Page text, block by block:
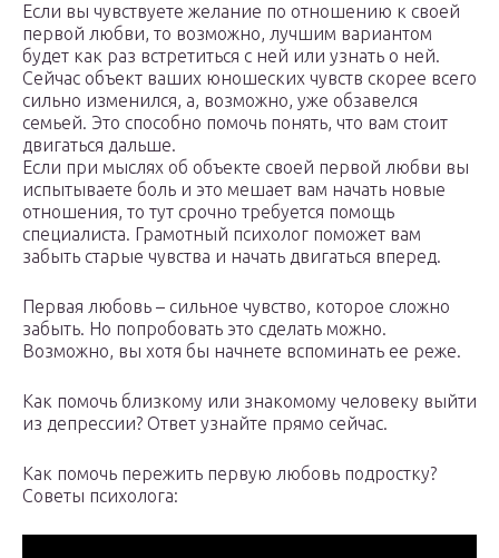
Если вы чувствуете желание по отношению к своей
первой любви, то возможно, лучшим вариантом
будет как раз встретиться с ней или узнать о ней.
Сейчас объект ваших юношеских чувств скорее всего
сильно изменился, а, возможно, уже обзавелся
семьей. Это способно помочь понять, что вам стоит
двигаться дальше.
Если при мыслях об объекте своей первой любви вы
испытываете боль и это мешает вам начать новые
отношения, то тут срочно требуется помощь
специалиста. Грамотный психолог поможет вам
забыть старые чувства и начать двигаться вперед.
Первая любовь – сильное чувство, которое сложно
забыть. Но попробовать это сделать можно.
Возможно, вы хотя бы начнете вспоминать ее реже.
Как помочь близкому или знакомому человеку выйти
из депрессии? Ответ узнайте прямо сейчас.
Как помочь пережить первую любовь подростку?
Советы психолога: